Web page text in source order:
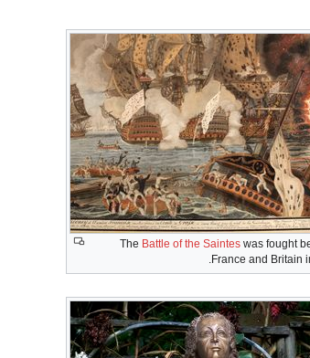
The Battle of the Saintes was fought
France and Britain